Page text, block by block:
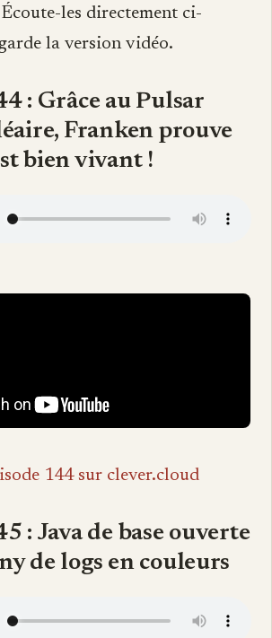
les directement ci-
la version vidéo.
: Grâce au Pulsar
Franken prouve
bien vivant !
144 sur clever.cloud
: Java de base ouverte
de logs en couleurs